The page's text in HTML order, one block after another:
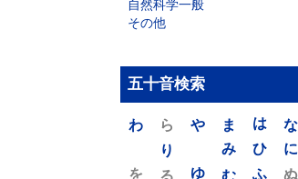
自然科学一般
その他
五十音検索
な
に
ぬ
は
ひ
ふ
ま
み
む
や
ゆ
ら
り
る
わ
を